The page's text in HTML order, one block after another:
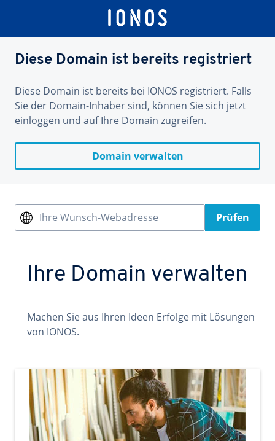
Diese Domain ist bereits registriert
Diese Domain ist bereits bei IONOS registriert. Falls
Sie der Domain-Inhaber sind, können Sie sich jetzt
einloggen und auf Ihre Domain zugreifen.
Domain verwalten
Ihre Wunsch-Webadresse Prüfen
Ihre Domain verwalten
Machen Sie aus Ihren Ideen Erfolge mit Lösungen
von IONOS.